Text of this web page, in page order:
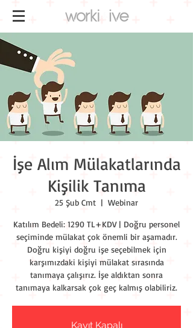
İşe Alım Mülakatlarında
Kişilik Tanıma
25 Şub Cmt
  |
Webinar
Katılım Bedeli: 1290 TL+KDV | Doğru personel
seçiminde mülakat çok önemli bir aşamadır.
Doğru kişiyi doğru işe seçebilmek için
karşımızdaki kişiyi mülakat sırasında
tanımaya çalışırız. İşe aldıktan sonra
tanımaya kalkarsak çok geç kalmış olabiliriz.
Kayıt Kapalı